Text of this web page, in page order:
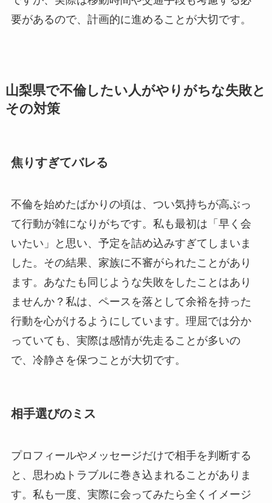
要があるので、計画的に進めることが大切です。
山梨県で不倫したい人がやりがちな失敗と
その対策
焦りすぎてバレる
不倫を始めたばかりの頃は、つい気持ちが高ぶっ
て行動が雑になりがちです。私も最初は「早く会
いたい」と思い、予定を詰め込みすぎてしまいま
した。その結果、家族に不審がられたことがあり
ます。あなたも同じような失敗をしたことはあり
ませんか？私は、ペースを落として余裕を持った
行動を心がけるようにしています。理屈では分か
っていても、実際は感情が先走ることが多いの
で、冷静さを保つことが大切です。
相手選びのミス
プロフィールやメッセージだけで相手を判断する
と、思わぬトラブルに巻き込まれることがありま
す。私も一度、実際に会ってみたら全くイメージ